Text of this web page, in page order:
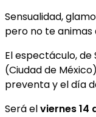
Sensualidad,
pero no te animas
El espectáculo, de
(Ciudad de
preventa y el día
Será elviernes 14